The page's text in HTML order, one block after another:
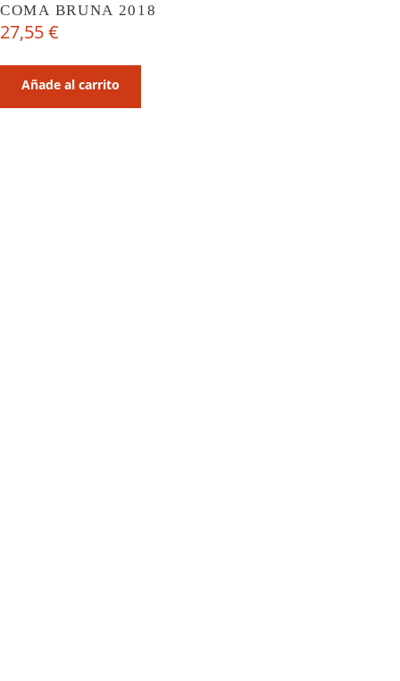
COMA BRUNA 2018
27,55€
Añade al carrito